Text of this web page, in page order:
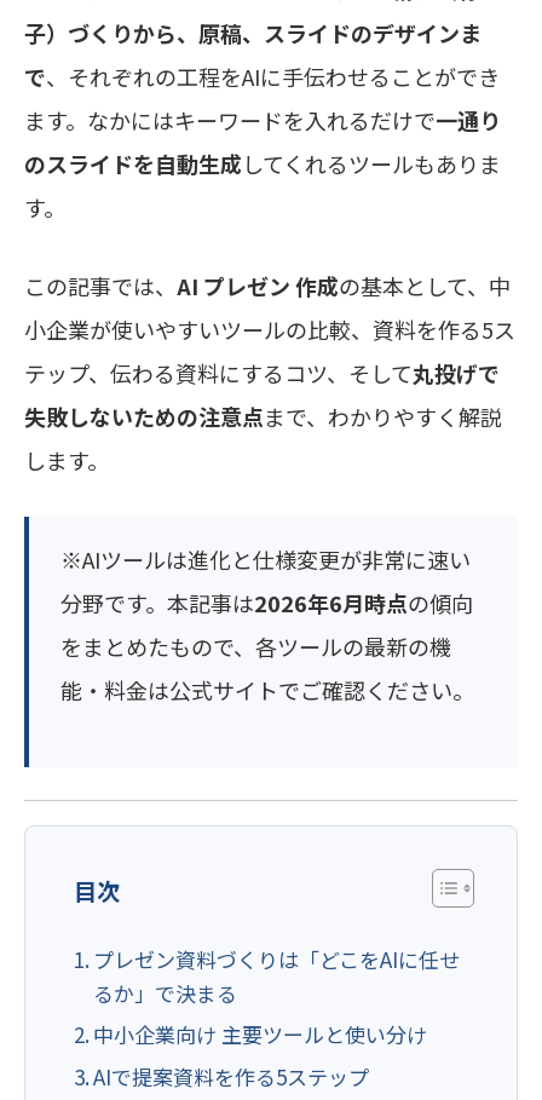
子）づくりから、原稿、スライドのデザインま
で、それぞれの工程をAIに手伝わせることができ
ます。なかにはキーワードを入れるだけで一通り
のスライドを自動生成してくれるツールもありま
す。
この記事では、 AI プレゼン 作成の基本として、中
小企業が使いやすいツールの比較、資料を作る5ス
テップ、伝わる資料にするコツ、そして丸投げで
失敗しないための注意点まで、わかりやすく解説
します。
※AIツールは進化と仕様変更が非常に速い
分野です。本記事は2026年6月時点の傾向
をまとめたもので、各ツールの最新の機
能・料金は公式サイトでご確認ください。
目次
プレゼン資料づくりは「どこをAIに任せ
るか」で決まる
中小企業向け 主要ツールと使い分け
AIで提案資料を作る5ステップ